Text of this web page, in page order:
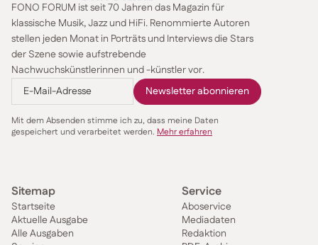
FONO FORUM ist seit 70 Jahren das Magazin für
klassische Musik, Jazz und HiFi. Renommierte Autoren
stellen jeden Monat in Porträts und Interviews die Stars
der Szene sowie aufstrebende
Nachwuchskünstlerinnen und -künstler vor.
Mit dem Absenden stimme ich zu, dass meine Daten
gespeichert und verarbeitet werden. Mehr erfahren
Sitemap
Startseite
Aktuelle Ausgabe
Alle Ausgaben
Service
Aboservice
Mediadaten
Redaktion